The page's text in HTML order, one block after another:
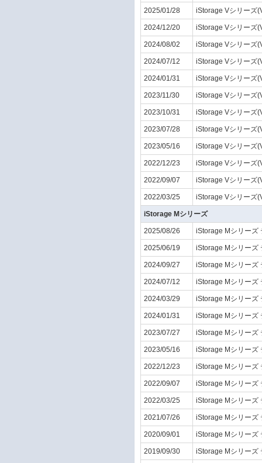
2025/01/28 iStorage Vシリーズ
2024/12/20 iStorage Vシリーズ
2024/08/02 iStorage Vシリーズ
2024/07/12 iStorage Vシリーズ
2024/01/31 iStorage Vシリーズ
2023/11/30 iStorage Vシリーズ
2023/10/31 iStorage Vシリーズ
2023/07/28 iStorage Vシリーズ
2023/05/16 iStorage Vシリーズ
2022/12/23 iStorage Vシリーズ
2022/09/07 iStorage Vシリーズ
2022/03/25 iStorage Vシリーズ
iStorage Mシリーズ
2025/08/26 iStorage Mシリーズ
2025/06/19 iStorage Mシリーズ
2024/09/27 iStorage Mシリーズ
2024/07/12 iStorage Mシリーズ
2024/03/29 iStorage Mシリーズ
2024/01/31 iStorage Mシリーズ
2023/07/27 iStorage Mシリーズ
2023/05/16 iStorage Mシリーズ
2022/12/23 iStorage Mシリーズ
2022/09/07 iStorage Mシリーズ
2022/03/25 iStorage Mシリーズ
2021/07/26 iStorage Mシリーズ
2020/09/01 iStorage Mシリーズ
2019/09/30 iStorage Mシリーズ